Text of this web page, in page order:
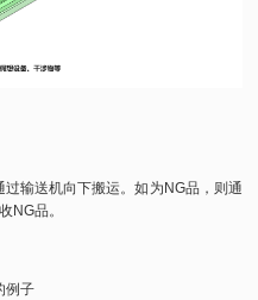
输送机向下搬运。如为NG品，则通
NG品。
例子